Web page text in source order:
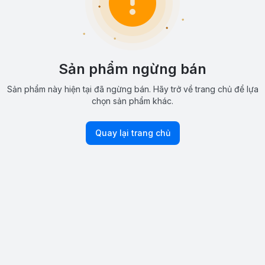
Sản phẩm ngừng bán
Sản phẩm này hiện tại đã ngừng bán. Hãy trở về trang chủ để lựa
chọn sản phẩm khác.
Quay lại trang chủ